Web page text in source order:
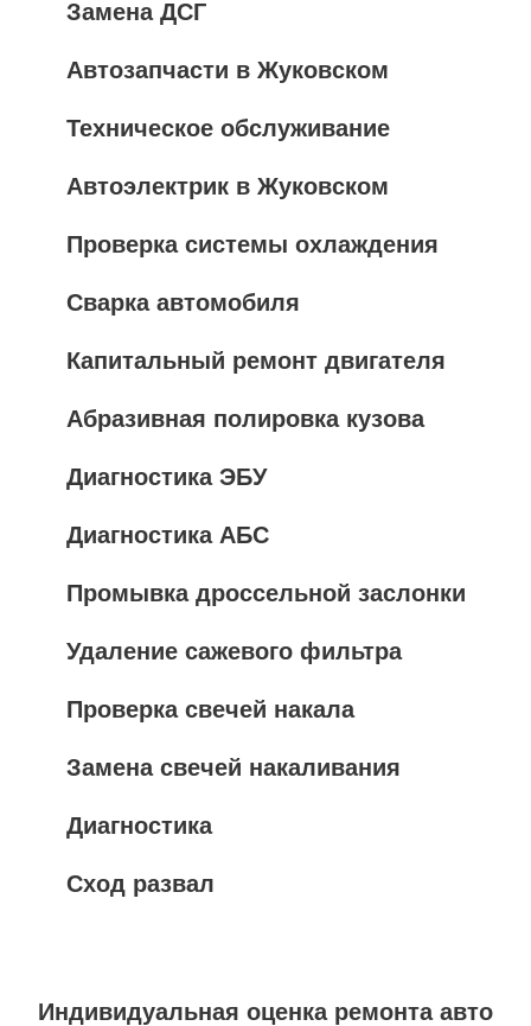
Замена ДСГ
Автозапчасти в Жуковском
Техническое обслуживание
Автоэлектрик в Жуковском
Проверка системы охлаждения
Сварка автомобиля
Капитальный ремонт двигателя
Абразивная полировка кузова
Диагностика ЭБУ
Диагностика АБС
Промывка дроссельной заслонки
Удаление сажевого фильтра
Проверка свечей накала
Замена свечей накаливания
Диагностика
Сход развал
Индивидуальная оценка ремонта авто